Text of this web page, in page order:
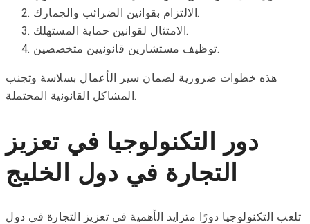
الالتزام بقوانين الضرائب والجمارك.
الامتثال لقوانين حماية المستهلك.
توظيف مستشارين قانونيين متخصصين.
هذه خطوات ضرورية لضمان سير الأعمال بسلاسة وتجنب
المشاكل القانونية المحتملة.
دور التكنولوجيا في تعزيز
التجارة في دول الخليج
تلعب التكنولوجيا دورًا متزايد الأهمية في تعزيز التجارة في دول